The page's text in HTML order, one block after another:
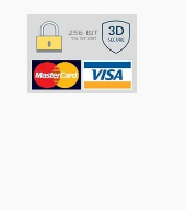
Indonesia
Italiano